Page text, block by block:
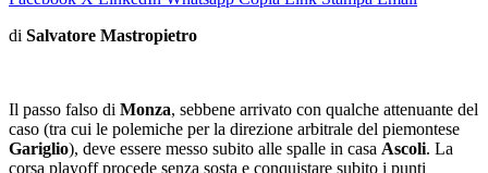
di Salvatore Mastropietro
Il passo falso di Monza, sebbene arrivato con qualche attenuante del
caso (tra cui le polemiche per la direzione arbitrale del piemontese
Gariglio), deve essere messo subito alle spalle in casa Ascoli. La
corsa playoff procede senza sosta e conquistare subito i punti